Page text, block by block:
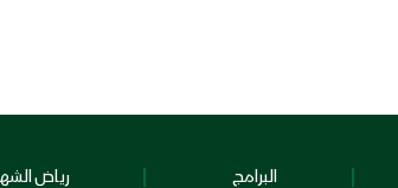
البرامج رياض